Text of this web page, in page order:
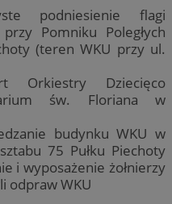
podniesienie flagi
Pomniku Poległych
(teren WKU przy ul.
Orkiestry Dziecięco
św. Floriana w
budynku WKU w
75 Pułku Piechoty
i wyposażenie żołnierzy
odpraw WKU